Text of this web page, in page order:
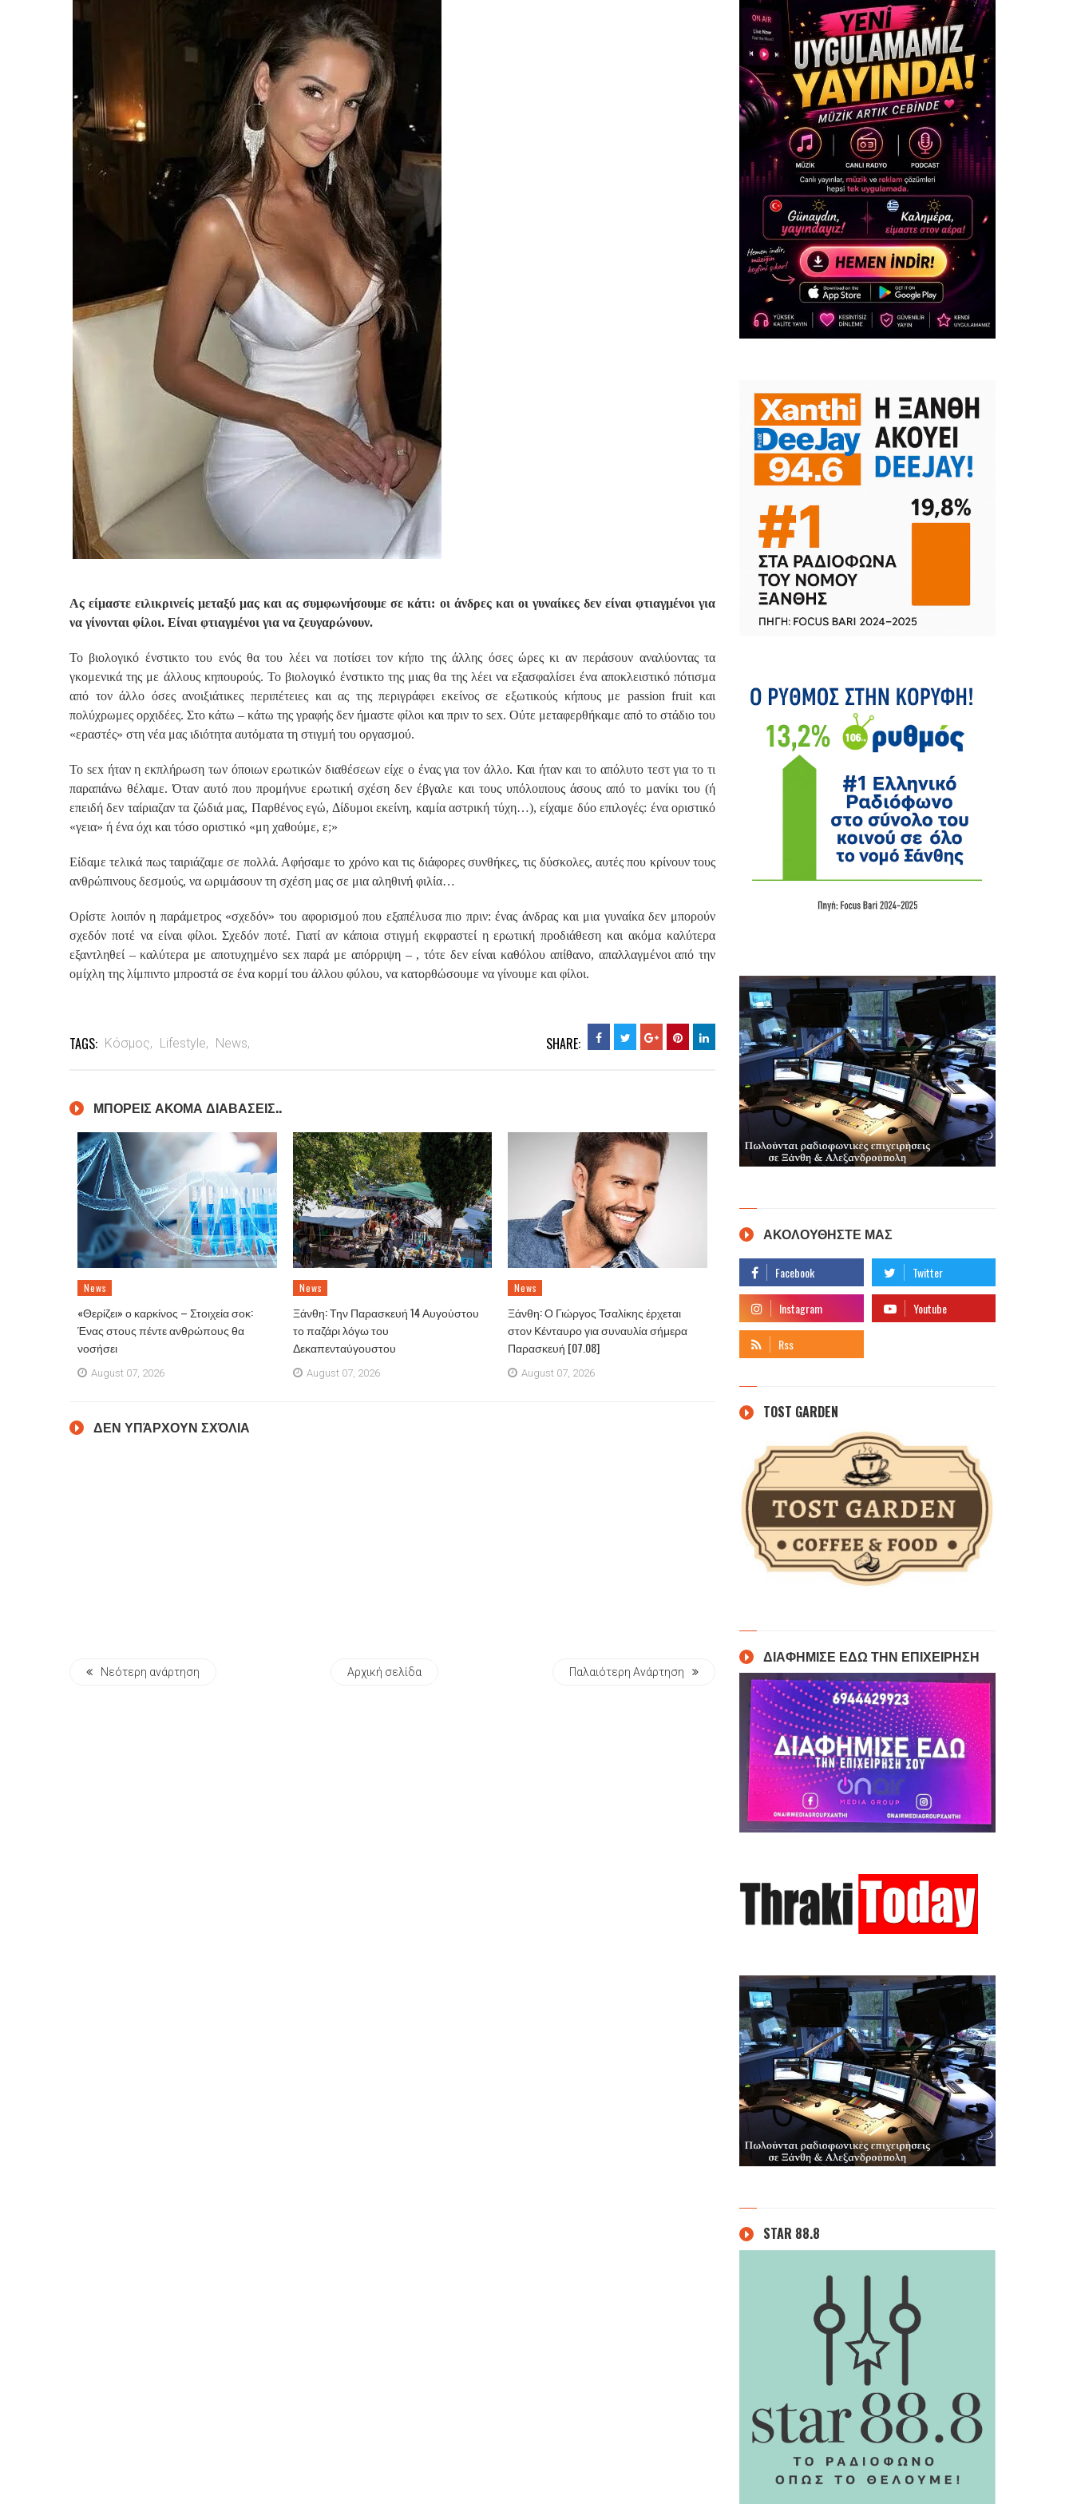
Ας είμαστε ειλικρινείς μεταξύ μας και ας συμφωνήσουμε σε κάτι: οι άνδρες και οι γυναίκες δεν είναι φτιαγμένοι για
να γίνονται φίλοι. Είναι φτιαγμένοι για να ζευγαρώνουν.
Το βιολογικό ένστικτο του ενός θα του λέει να ποτίσει τον κήπο της άλλης όσες ώρες κι αν περάσουν αναλύοντας τα
γκομενικά της με άλλους κηπουρούς. Το βιολογικό ένστικτο της μιας θα της λέει να εξασφαλίσει ένα αποκλειστικό πότισμα
από τον άλλο όσες ανοιξιάτικες περιπέτειες και ας της περιγράφει εκείνος σε εξωτικούς κήπους με passion fruit και
πολύχρωμες ορχιδέες. Στο κάτω – κάτω της γραφής δεν ήμαστε φίλοι και πριν το sεx. Ούτε μεταφερθήκαμε από το στάδιο του
«εραστές» στη νέα μας ιδιότητα αυτόματα τη στιγμή του οργασμού.
Το sεx ήταν η εκπλήρωση των όποιων ερωτικών διαθέσεων είχε ο ένας για τον άλλο. Και ήταν και το απόλυτο τεστ για το τι
παραπάνω θέλαμε. Όταν αυτό που προμήνυε ερωτική σχέση δεν έβγαλε και τους υπόλοιπους άσους από το μανίκι του (ή
επειδή δεν ταίριαζαν τα ζώδιά μας, Παρθένος εγώ, Δίδυμοι εκείνη, καμία αστρική τύχη…), είχαμε δύο επιλογές: ένα οριστικό
«γεια» ή ένα όχι και τόσο οριστικό «μη χαθούμε, ε;»
Είδαμε τελικά πως ταιριάζαμε σε πολλά. Αφήσαμε το χρόνο και τις διάφορες συνθήκες, τις δύσκολες, αυτές που κρίνουν τους
ανθρώπινους δεσμούς, να ωριμάσουν τη σχέση μας σε μια αληθινή φιλία…
Ορίστε λοιπόν η παράμετρος «σχεδόν» του αφορισμού που εξαπέλυσα πιο πριν: ένας άνδρας και μια γυναίκα δεν μπορούν
σχεδόν ποτέ να είναι φίλοι. Σχεδόν ποτέ. Γιατί αν κάποια στιγμή εκφραστεί η ερωτική προδιάθεση και ακόμα καλύτερα
εξαντληθεί – καλύτερα με αποτυχημένο sεx παρά με απόρριψη – , τότε δεν είναι καθόλου απίθανο, απαλλαγμένοι από την
ομίχλη της λίμπιντο μπροστά σε ένα κορμί του άλλου φύλου, να κατορθώσουμε να γίνουμε και φίλοι.
TAGS: Κόσμος, Lifestyle, News, SHARE:
ΜΠΟΡΕΙΣ ΑΚΟΜΑ ΔΙΑΒΑΣΕΙΣ..
News
«Θερίζει» ο καρκίνος – Στοιχεία σοκ:
Ένας στους πέντε ανθρώπους θα
νοσήσει
August 07, 2026
News
Ξάνθη: Την Παρασκευή 14 Αυγούστου
το παζάρι λόγω του
Δεκαπενταύγουστου
August 07, 2026
News
Ξάνθη: Ο Γιώργος Τσαλίκης έρχεται
στον Κένταυρο για συναυλία σήμερα
Παρασκευή [07.08]
August 07, 2026
ΔΕΝ ΥΠΆΡΧΟΥΝ ΣΧΌΛΙΑ
Νεότερη ανάρτηση Αρχική σελίδα Παλαιότερη Ανάρτηση
ΑΚΟΛΟΥΘΗΣΤΕ ΜΑΣ
TOST GARDEN
ΔΙΑΦΗΜΙΣΕ ΕΔΩ ΤΗΝ ΕΠΙΧΕΙΡΗΣΗ
STAR 88.8